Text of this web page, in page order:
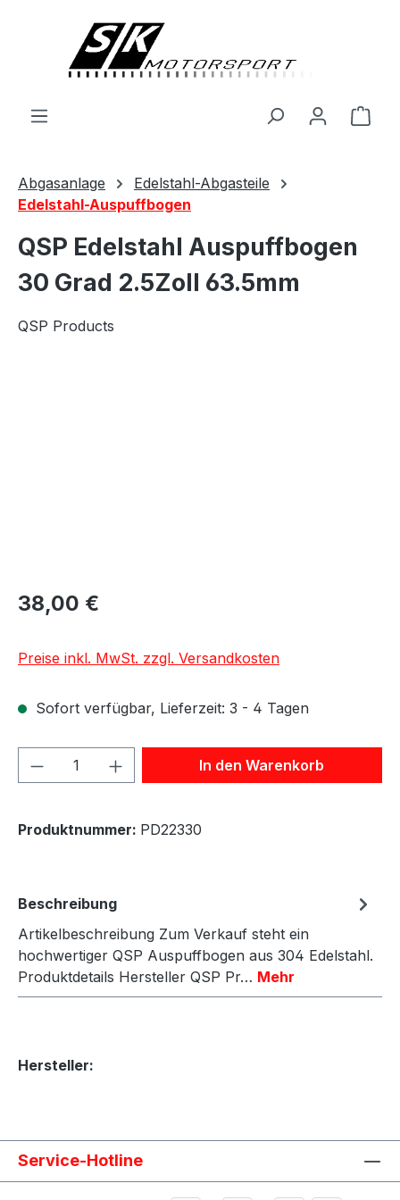
Abgasanlage
Edelstahl-Abgasteile
Edelstahl-Auspuffbogen
QSP Edelstahl Auspuffbogen
30 Grad 2.5Zoll 63.5mm
QSP Products
38,00 €
Preise inkl. MwSt. zzgl. Versandkosten
Sofort verfügbar, Lieferzeit: 3 - 4 Tagen
Produkt Anzahl: Gib denIn den Warenkorb
Produktnummer: PD22330
Beschreibung
Artikelbeschreibung Zum Verkauf steht ein
hochwertiger QSP Auspuffbogen aus 304 Edelstahl.
Produktdetails Hersteller QSP Pr… Mehr
Hersteller:
Service-Hotline